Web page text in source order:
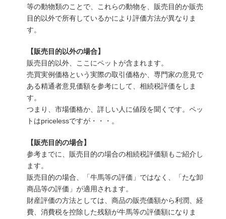
等の動物類のことで、これらの動物を、販売目的か販売
目的以外で所有しているかにより評価方法が異なりま
す。
【販売目的以外の場合】
販売目的以外、ここにペットが含まれます。
売買実例価格という実際の取引価格か、専門家の意見で
ある精通者意見価額を参考にして、相続税評価をしま
す。
つまり、市場価格か、詳しい人に値段を聞くです。ペッ
トはpricelessですが・・・。
【販売目的の場合】
参考までに、販売目的の場合の相続税評価額もご紹介し
ます。
販売目的の場合、「牛馬等の評価」ではなく、「たな卸
商品等の評価」が適用されます。
財産評価の方法としては、商品の販売価額から利潤、経
費、消費税を控除した残額が牛馬等の評価額になりま